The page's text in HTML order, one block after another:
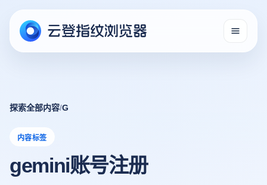
探索全部内容/G
内容标签
gemini账号注册